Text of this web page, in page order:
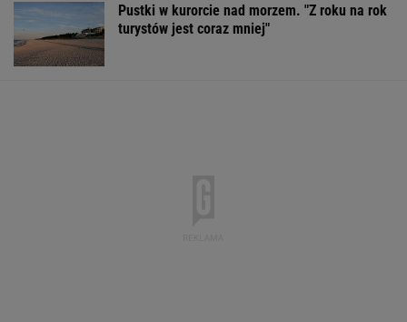
Pustki w kurorcie nad morzem. "Z roku na rok
turystów jest coraz mniej"